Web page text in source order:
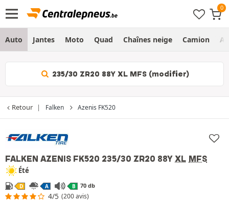
Auto Jantes Moto Quad Chaînes neige Camion
235/30 ZR20 88Y XL MFS (modifier)
Retour Falken Azenis FK520
FALKEN AZENIS FK520 235/30 ZR20 88Y XL MFS
Été
D A B 70 db
4/5 (200 avis)